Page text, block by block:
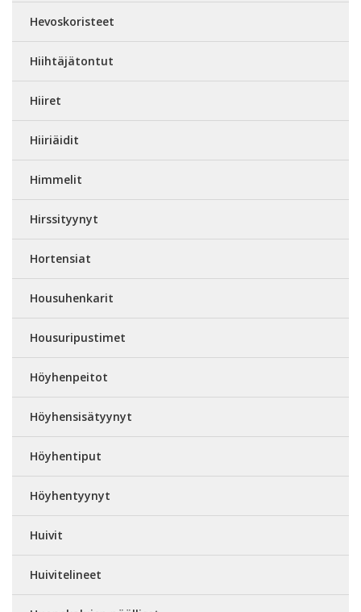
Hevoskoristeet
Hiihtäjätontut
Hiiret
Hiiriäidit
Himmelit
Hirssityynyt
Hortensiat
Housuhenkarit
Housuripustimet
Höyhenpeitot
Höyhensisätyynyt
Höyhentiput
Höyhentyynyt
Huivit
Huivitelineet